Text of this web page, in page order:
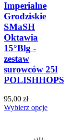
Imperialne
Grodziskie
SMaSH
Oktawia
15°Blg -
zestaw
surowców 25l
POLISHHOPS
95,00 zł
Wybierz opcje